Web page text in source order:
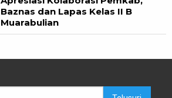
Baznas dan Lapas Kelas II B
Muarabulian